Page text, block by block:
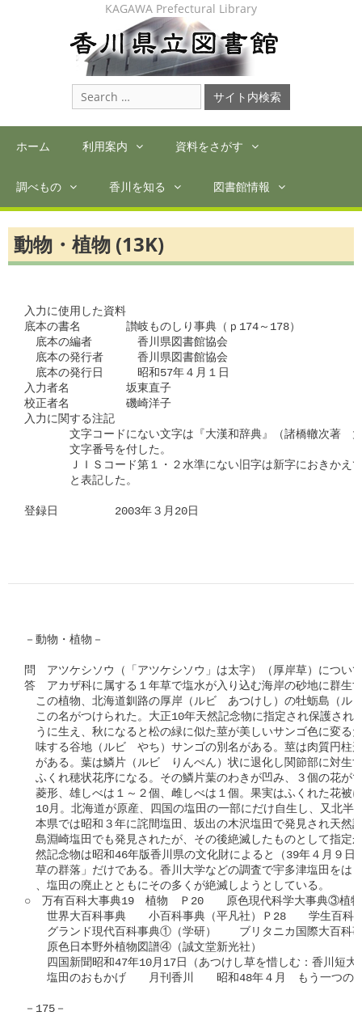
KAGAWA Prefectural Library
Search
for:
ホーム 利用案内 資料をさがす
調べもの 香川を知る 図書館情報
動物・植物 (13K)
入力に使用した資料
底本の書名　　　　讃岐ものしり事典（ｐ174～178）
底本の編者　　　　香川県図書館協会
底本の発行者　　　香川県図書館協会
底本の発行日　　　昭和57年４月１日
入力者名　　　　　坂東直子
校正者名　　　　　磯崎洋子
入力に関する注記
文字コードにない文字は『大漢和辞典』（諸橋轍次著　大
文字番号を付した。
ＪＩＳコード第１・２水準にない旧字は新字におきかえて
と表記した。
登録日　　　　　2003年３月20日
－動物・植物－
問　アツケシソウ（「アツケシソウ」は太字）（厚岸草）につい
答　アカザ科に属する１年草で塩水が入り込む海岸の砂地に群生
この植物、北海道釧路の厚岸（ルビ　あつけし）の牡蛎島（ル
この名がつけられた。大正10年天然記念物に指定され保護され
うに生え、秋になると松の緑に似た莖が美しいサンゴ色に変る
味する谷地（ルビ　やち）サンゴの別名がある。莖は肉質円柱
がある。葉は鱗片（ルビ　りんぺん）状に退化し関節部に対生
ふくれ穂状花序になる。その鱗片葉のわきが凹み、３個の花が
菱形、雄しべは１～２個、雌しべは１個。果実はふくれた花被
10月。北海道が原産、四国の塩田の一部にだけ自生し、又北半
本県では昭和３年に詫間塩田、坂出の木沢塩田で発見され天然
島淵崎塩田でも発見されたが、その後絶滅したものとして指定
然記念物は昭和46年版香川県の文化財によると（39年４月９日
草の群落」だけである。香川大学などの調査で宇多津塩田をは
、塩田の廃止とともにその多くが絶滅しようとしている。
○　万有百科大事典19　植物　Ｐ20　　原色現代科学大事典③植
世界大百科事典　　小百科事典（平凡社）Ｐ28　　学生百科
グランド現代百科事典①（学研）　　ブリタニカ国際大百科
原色日本野外植物図譜④（誠文堂新光社）
四国新聞昭和47年10月17日（あつけし草を惜しむ：香川短大
塩田のおもかげ　　月刊香川　　昭和48年４月　もう一つの
－175－